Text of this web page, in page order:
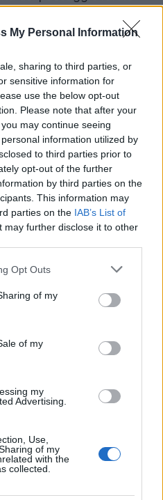
My Personal Information
sharing to third parties, or
sensitive information for
use the below opt-out
Please note that after your
may continue seeing
information utilized by
to third parties prior to
opt-out of the further
by third parties on the
This information may
parties on the IAB’s List of
may further disclose it to other
uses one or more Google
behaviour. You may click to
and its third-party tags to
purposes in below Google
Opt Outs
of my
of my
my
Advertising.
Use,
of my
with the
collected.
il mare.
ha organizzato una sfilata
Quartieri Spagnoli per
designer; è editorialista
su artigianato e
a Napoli, conserva
appunti presi nelle sartorie